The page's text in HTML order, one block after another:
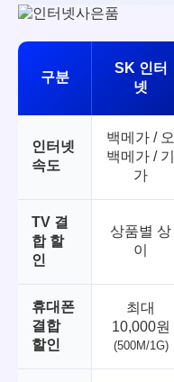
구분
SK 인터
넷
인터넷
속도
백메가 / 오
백메가 / 기
가
TV 결
합 할
인
상품별 상
이
휴대폰
결합
할인
최대
10,000원
(500M/1G)